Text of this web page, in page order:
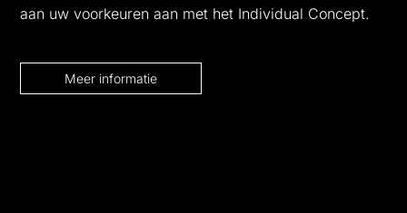
aan uw voorkeuren aan met het Individual Concept.
Meer informatie